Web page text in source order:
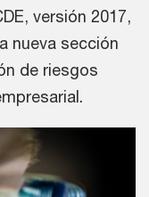
versión 2017,
nueva sección
de riesgos